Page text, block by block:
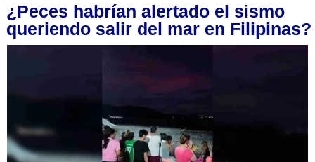
¿Peces habrían alertado el sismo
queriendo salir del mar en Filipinas?